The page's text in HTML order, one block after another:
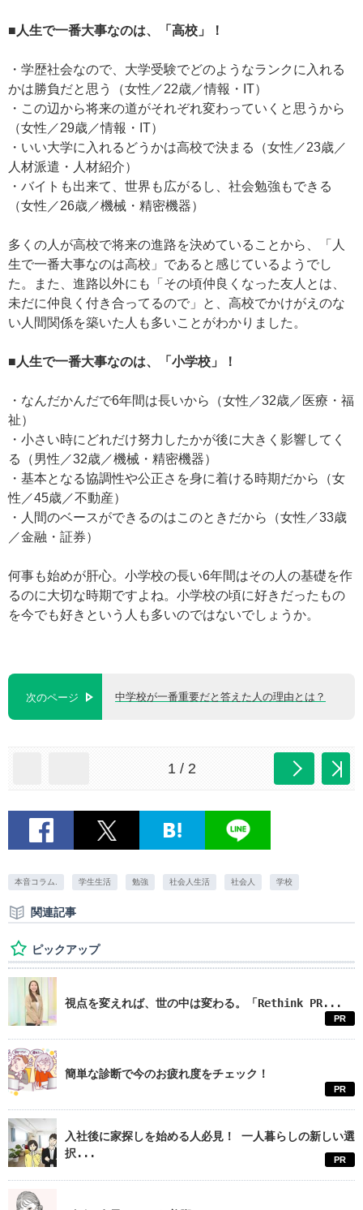
■人生で一番大事なのは、「高校」！
・学歴社会なので、大学受験でどのようなランクに入れる
かは勝負だと思う（女性／22歳／情報・IT）
・この辺から将来の道がそれぞれ変わっていくと思うから
（女性／29歳／情報・IT）
・いい大学に入れるどうかは高校で決まる（女性／23歳／
人材派遣・人材紹介）
・バイトも出来て、世界も広がるし、社会勉強もできる
（女性／26歳／機械・精密機器）
多くの人が高校で将来の進路を決めていることから、「人
生で一番大事なのは高校」であると感じているようでし
た。また、進路以外にも「その頃仲良くなった友人とは、
未だに仲良く付き合ってるので」と、高校でかけがえのな
い人間関係を築いた人も多いことがわかりました。
■人生で一番大事なのは、「小学校」！
・なんだかんだで6年間は長いから（女性／32歳／医療・福
祉）
・小さい時にどれだけ努力したかが後に大きく影響してく
る（男性／32歳／機械・精密機器）
・基本となる協調性や公正さを身に着ける時期だから（女
性／45歳／不動産）
・人間のベースができるのはこのときだから（女性／33歳
／金融・証券）
何事も始めが肝心。小学校の長い6年間はその人の基礎を作
るのに大切な時期ですよね。小学校の頃に好きだったもの
を今でも好きという人も多いのではないでしょうか。
次のページ 中学校が一番重要だと答えた人の理由とは？
1 / 2
本音コラム. 学生生活 勉強 社会人生活 社会人 学校
関連記事
ピックアップ
視点を変えれば、世の中は変わる。「Rethink PR...
PR
簡単な診断で今のお疲れ度をチェック！
PR
入社後に家探しを始める人必見！ 一人暮らしの新しい選
択...
PR